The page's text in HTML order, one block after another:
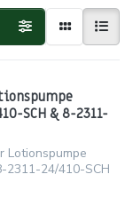
SCH & 8-2311-
Lotionspumpe
2311-24/410-SCH